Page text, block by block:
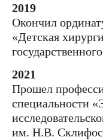
2019
Окончил
«Детская
2021
Прошел
специальности
им. Н.В.